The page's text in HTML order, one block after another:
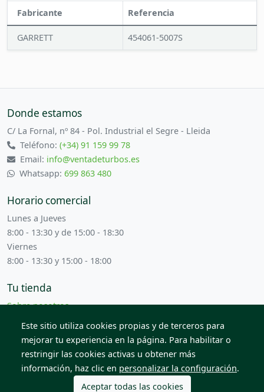
Fabricante Referencia
GARRETT 454061-5007S
Donde estamos
C/ La Fornal, nº 84 - Pol. Industrial el Segre - Lleida
Teléfono:(+34) 91 159 99 78
Email: info@ventadeturbos.es
Whatsapp: 699 863 480
Horario comercial
Lunes a Jueves
8:00 - 13:30 y de 15:00 - 18:30
Viernes
8:00 - 13:30 y 15:00 - 18:00
Tu tienda
Sobre nosotros
Términos y condiciones
Contacta con nosotros
© 2026 Todos los derechos reservados. Venta de Piezas
2012 S.L.
Este sitio utiliza cookies propias y de terceros para
mejorar tu experiencia en la página. Para habilitar o
restringir las cookies activas u obtener más
información, haz clic en personalizar la configuración.
Aceptar todas las cookies